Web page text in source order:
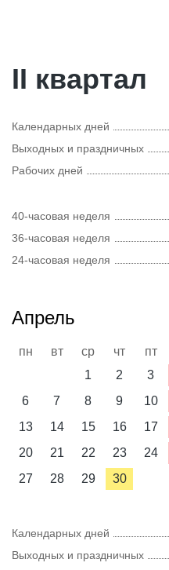
II квартал
Календарных дней
Выходных и праздничных
Рабочих дней
40-часовая неделя
36-часовая неделя
24-часовая неделя
Апрель
пн вт ср чт пт
1
2 3
6
7 8 9 10
13
14 15 16 17
20
21 22 23 24
27
28 29 30
Календарных дней
Выходных и праздничных